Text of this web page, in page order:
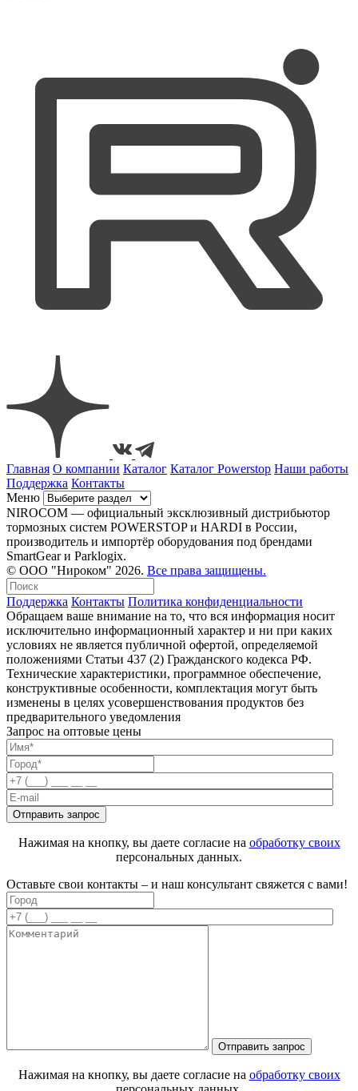
Главная О компании Каталог Каталог Powerstop Наши работы
Поддержка Контакты
Меню
NIROCOM — официальный эксклюзивный дистрибьютор
тормозных систем POWERSTOP и HARDI в России,
производитель и импортёр оборудования под брендами
SmartGear и Parklogix.
© ООО "Нироком" 2026. Все права защищены.
Поддержка Контакты Политика конфиденциальности
Обращаем ваше внимание на то, что вся информация носит
исключительно информационный характер и ни при каких
условиях не является публичной офертой, определяемой
положениями Статьи 437 (2) Гражданского кодекса РФ.
Технические характеристики, программное обеспечение,
конструктивные особенности, комплектация могут быть
изменены в целях усовершенствования продуктов без
предварительного уведомления
Запрос на оптовые цены
Нажимая на кнопку, вы даете согласие на обработку своих
персональных данных.
Оставьте свои контакты – и наш консультант свяжется с вами!
Нажимая на кнопку, вы даете согласие на обработку своих